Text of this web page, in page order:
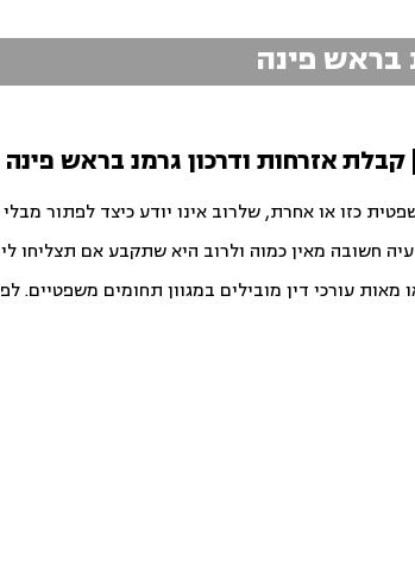
בראש פינה
קבלת אזרחות ודרכון גרמנ בראש
כזו או אחרת, שלרוב אינו יודע כיצד לפתור
חשובה מאין כמוה ולרוב היא שתקבע אם תצליחו
עורכי דין מובילים במגוון תחומים משפטיים.